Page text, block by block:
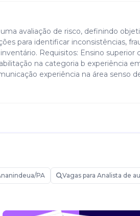
avaliação de risco, definindo
para identificar inconsistências,
Requisitos: Ensino
na categoria b experiência
experiência na área senso
PA Vagas para Analista de